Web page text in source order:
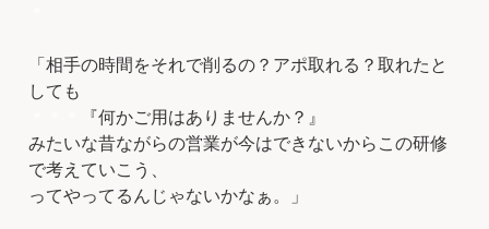
「相手の時間をそれで削るの？アポ取れる？取れたと
しても
『何かご用はありませんか？』
みたいな昔ながらの営業が今はできないからこの研修
で考えていこう、
ってやってるんじゃないかなぁ。」